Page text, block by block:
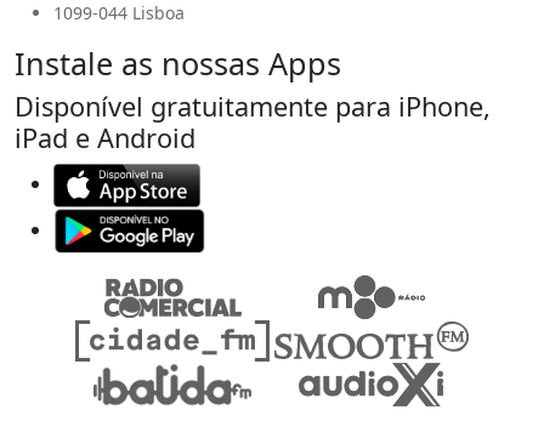
1099-044 Lisboa
Instale as nossas Apps
Disponível gratuitamente para iPhone,
iPad e Android